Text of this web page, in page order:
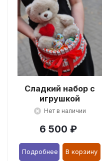
Сладкий набор с
игрушкой
Нет в наличии
6 500 ₽
Подробнее В корзину